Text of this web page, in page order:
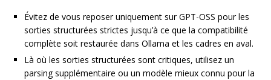
Évitez de vous reposer uniquement sur GPT-OSS pour les
sorties structurées strictes jusqu’à ce que la compatibilité
complète soit restaurée dans Ollama et les cadres en aval.
Là où les sorties structurées sont critiques, utilisez un
parsing supplémentaire ou un modèle mieux connu pour la